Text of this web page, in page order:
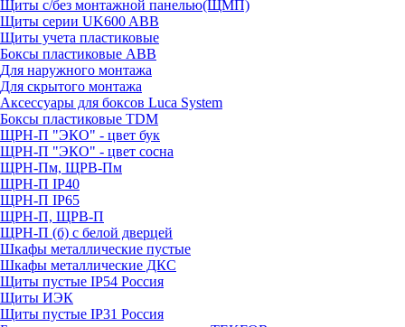
Щиты с/без монтажной панелью(ЩМП)
Щиты серии UK600 ABB
Щиты учета пластиковые
Боксы пластиковые ABB
Для наружного монтажа
Для скрытого монтажа
Аксессуары для боксов Luca System
Боксы пластиковые TDM
ЩРН-П "ЭКО" - цвет бук
ЩРН-П "ЭКО" - цвет сосна
ЩРН-Пм, ЩРВ-Пм
ЩРН-П IP40
ЩРН-П IP65
ЩРН-П, ЩРВ-П
ЩРН-П (б) с белой дверцей
Шкафы металлические пустые
Шкафы металлические ДКС
Щиты пустые IP54 Россия
Щиты ИЭК
Щиты пустые IP31 Россия